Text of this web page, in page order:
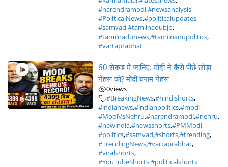
#narendramodi,#newsanalysis,
#PoliticalNews,#politicalupdates,
#samvad,#tamilnadubjp,
#tamilnadunews,#tamilnadupolitics,
#vartaprabhat
60 सेकंड में जानिए: मोदी ने कैसे पीछे छोड़ा
नेहरू को? मोदी बनाम नेहरू
0views
#BreakingNews,#hindishorts,
#indianews,#indianpolitics,#modi,
#ModiVsNehru,#narendramodi,#nehru,
#newindia,#newsshorts,#PMModi,
#politics,#samvad,#shorts,#trending,
#TrendingNews,#vartaprabhat,
#viralshorts,
#YouTubeShorts #politicalshorts